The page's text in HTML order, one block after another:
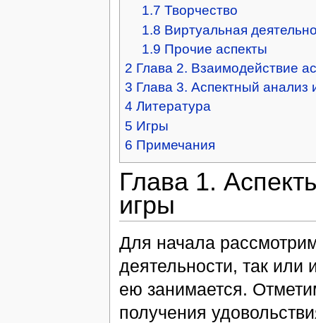
1.7 Творчество
1.8 Виртуальная
1.9 Прочие аспекты
2 Глава 2. Взаимодействие
3 Глава 3. Аспектный анализ
4 Литература
5 Игры
6 Примечания
Глава 1.
игры
Для начала
деятельности, так или
ею занимается.
получения